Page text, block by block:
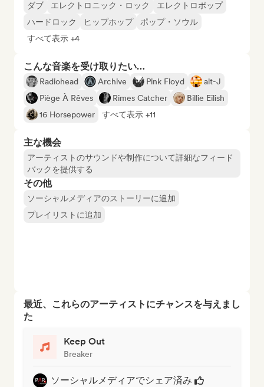
ダブ エレクトロニック・ロック
エレクトロポップ
ハードロック
ヒップホップ
ポップ・ソウル
すべて表示 +4
こんな音楽を受け取りたい…
Radiohead Archive Pink Floyd
alt-J
Piège À Rêves
Rimes Catcher
Billie Eilish
16 Horsepower
すべて表示 +11
主な機会
アーティストのサウンドや制作について詳細なフィード
バックを提供する
その他
ソーシャルメディアのストーリーに追加
プレイリストに追加
最近、これらのアーティストにチャンスを与えまし
た
Keep Out
Breaker
ソーシャルメディアでシェア済み